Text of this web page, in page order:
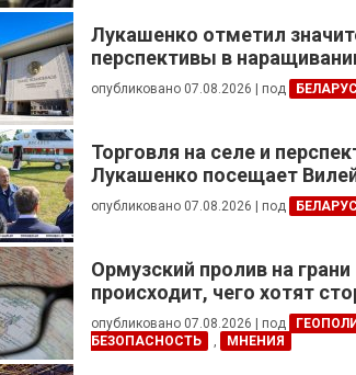
Лукашенко отметил
перспективы в
реализации проектов с
опубликовано 07.08.2026 под
Торговля на селе и
Лукашенко посещает
опубликовано 07.08.2026 под
Ормузский пролив на
происходит, чего хотят
это приведет?
опубликовано 07.08.2026 под
БЕЗОПАСНОСТЬ
, МНЕНИЯ